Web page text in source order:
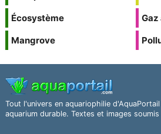
Écosystème
Mangrove
Tout l'univers en aquariophilie
aquarium durable. Textes et images